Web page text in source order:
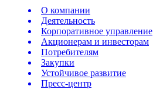
О компании
Деятельность
Корпоративное управление
Акционерам и инвесторам
Потребителям
Закупки
Устойчивое развитие
Пресс-центр